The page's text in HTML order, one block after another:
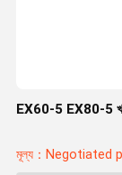
EX60-5 EX80-5
মূল্য：Negotiated